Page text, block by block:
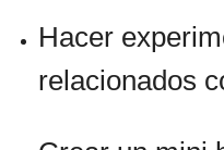
Hacer
relacionados